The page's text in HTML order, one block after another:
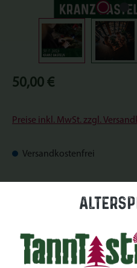
Regulärer Preis:
50,00 €
Preise inkl. MwSt. zzgl.
Versandkostenfrei
Uhrzeitenauswählen